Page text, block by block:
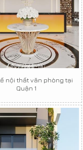
nội thất văn phòng tại
Quận 1